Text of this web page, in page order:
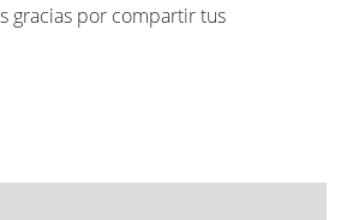
gracias por compartir tus